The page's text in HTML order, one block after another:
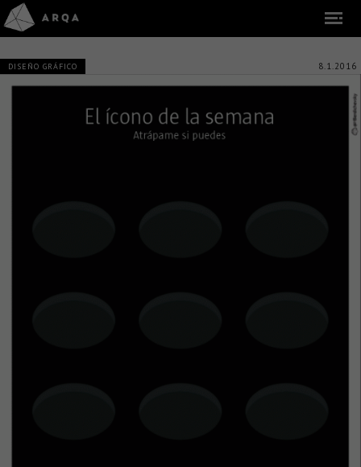
DISEÑO GRÁFICO 8.1.2016